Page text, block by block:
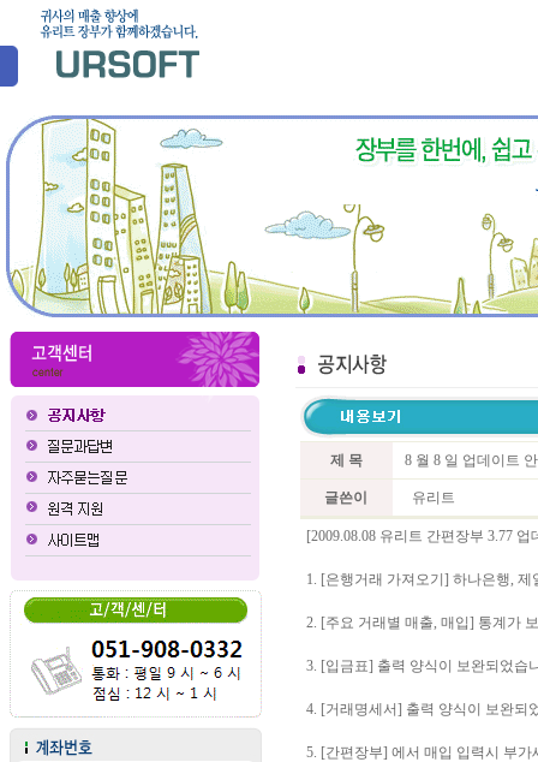
제 목 8 월 8 일 업데이트
글쓴이 유리트
[2009.08.08 유리트 간편장부 3.77 업
1. [은행거래 가져오기] 하나은행,
2. [주요 거래별 매출, 매입] 통계가
3. [입금표] 출력 양식이 보완되었습
4. [거래명세서] 출력 양식이 보완되
5. [간편장부] 에서 매입 입력시 부